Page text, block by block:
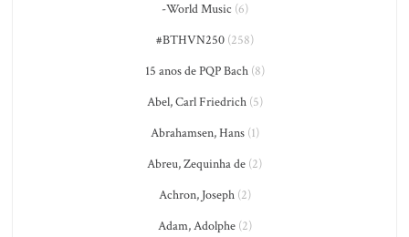
-World Music (6)
#BTHVN250(258)
15 anos de PQP Bach(8)
Abel, Carl Friedrich(5)
Abrahamsen, Hans(1)
Abreu, Zequinha de (2)
Achron, Joseph(2)
Adam, Adolphe(2)